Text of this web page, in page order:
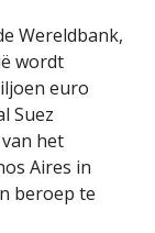
Wereldbank,
wordt
euro
Suez
het
Aires in
beroep te